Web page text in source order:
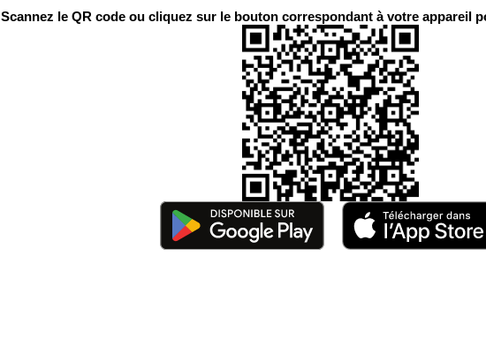
Scannez le QR code ou cliquez sur le bouton correspondant à votre appareil